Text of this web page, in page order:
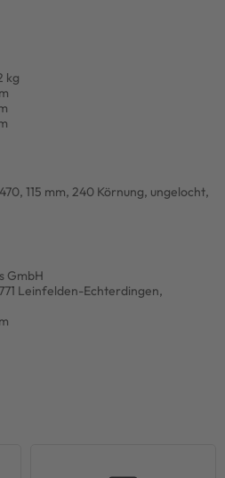
kg
115 mm, 240 Körnung, ungelocht,
GmbH
Leinfelden-Echterdingen,